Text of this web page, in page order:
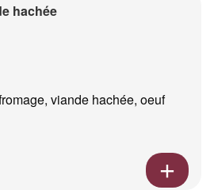
hachée
viande hachée, oeuf